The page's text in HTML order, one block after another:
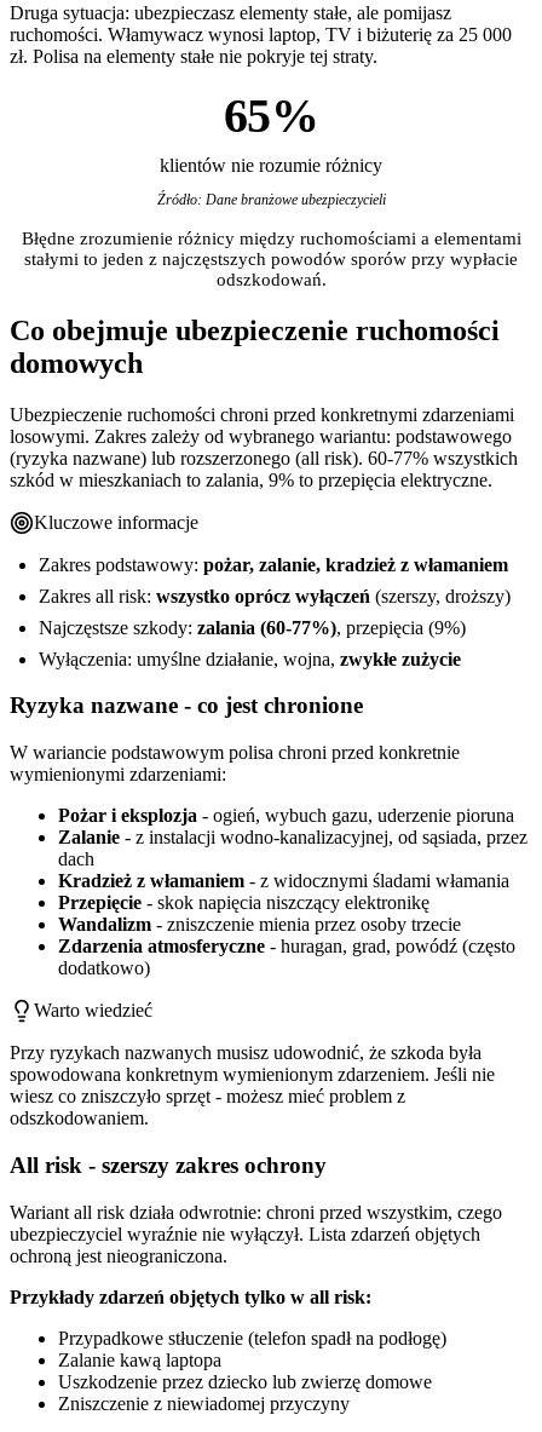
Druga sytuacja: ubezpieczasz elementy stałe, ale pomijasz
ruchomości. Włamywacz wynosi laptop, TV i biżuterię za 25 000
zł. Polisa na elementy stałe nie pokryje tej straty.
65%
klientów nie rozumie różnicy
Źródło: Dane branżowe ubezpieczycieli
Błędne zrozumienie różnicy między ruchomościami a elementami
stałymi to jeden z najczęstszych powodów sporów przy wypłacie
odszkodowań.
Co obejmuje ubezpieczenie ruchomości
domowych
Ubezpieczenie ruchomości chroni przed konkretnymi zdarzeniami
losowymi. Zakres zależy od wybranego wariantu: podstawowego
(ryzyka nazwane) lub rozszerzonego (all risk). 60-77% wszystkich
szkód w mieszkaniach to zalania, 9% to przepięcia elektryczne.
Kluczowe informacje
Zakres podstawowy: pożar, zalanie, kradzież z włamaniem
Zakres all risk: wszystko oprócz wyłączeń (szerszy, droższy)
Najczęstsze szkody: zalania (60-77%), przepięcia (9%)
Wyłączenia: umyślne działanie, wojna, zwykłe zużycie
Ryzyka nazwane - co jest chronione
W wariancie podstawowym polisa chroni przed konkretnie
wymienionymi zdarzeniami:
Pożar i eksplozja - ogień, wybuch gazu, uderzenie pioruna
Zalanie - z instalacji wodno-kanalizacyjnej, od sąsiada, przez
dach
Kradzież z włamaniem - z widocznymi śladami włamania
Przepięcie - skok napięcia niszczący elektronikę
Wandalizm - zniszczenie mienia przez osoby trzecie
Zdarzenia atmosferyczne - huragan, grad, powódź (często
dodatkowo)
Warto wiedzieć
Przy ryzykach nazwanych musisz udowodnić, że szkoda była
spowodowana konkretnym wymienionym zdarzeniem. Jeśli nie
wiesz co zniszczyło sprzęt - możesz mieć problem z
odszkodowaniem.
All risk - szerszy zakres ochrony
Wariant all risk działa odwrotnie: chroni przed wszystkim, czego
ubezpieczyciel wyraźnie nie wyłączył. Lista zdarzeń objętych
ochroną jest nieograniczona.
Przykłady zdarzeń objętych tylko w all risk:
Przypadkowe stłuczenie (telefon spadł na podłogę)
Zalanie kawą laptopa
Uszkodzenie przez dziecko lub zwierzę domowe
Zniszczenie z niewiadomej przyczyny